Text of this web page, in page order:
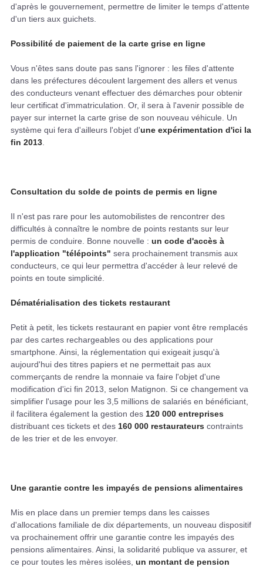
d'après le gouvernement, permettre de limiter le temps d'attente
d'un tiers aux guichets.
Possibilité de paiement de la carte grise en ligne
Vous n'êtes sans doute pas sans l'ignorer : les files d'attente
dans les préfectures découlent largement des allers et venus
des conducteurs venant effectuer des démarches pour obtenir
leur certificat d'immatriculation. Or, il sera à l'avenir possible de
payer sur internet la carte grise de son nouveau véhicule. Un
système qui fera d'ailleurs l'objet d'une expérimentation d'ici la
fin 2013.
Consultation du solde de points de permis en ligne
Il n'est pas rare pour les automobilistes de rencontrer des
difficultés à connaître le nombre de points restants sur leur
permis de conduire. Bonne nouvelle : un code d'accès à
l'application "télépoints" sera prochainement transmis aux
conducteurs, ce qui leur permettra d'accéder à leur relevé de
points en toute simplicité.
Dématérialisation des tickets restaurant
Petit à petit, les tickets restaurant en papier vont être remplacés
par des cartes rechargeables ou des applications pour
smartphone. Ainsi, la réglementation qui exigeait jusqu'à
aujourd'hui des titres papiers et ne permettait pas aux
commerçants de rendre la monnaie va faire l'objet d'une
modification d'ici fin 2013, selon Matignon. Si ce changement va
simplifier l'usage pour les 3,5 millions de salariés en bénéficiant,
il facilitera également la gestion des 120 000 entreprises
distribuant ces tickets et des 160 000 restaurateurs contraints
de les trier et de les envoyer.
Une garantie contre les impayés de pensions alimentaires
Mis en place dans un premier temps dans les caisses
d'allocations familiale de dix départements, un nouveau dispositif
va prochainement offrir une garantie contre les impayés des
pensions alimentaires. Ainsi, la solidarité publique va assurer, et
ce pour toutes les mères isolées, un montant de pension